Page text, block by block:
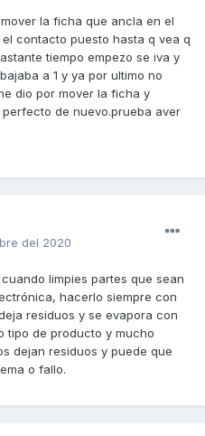
la ficha que ancla en el
contacto puesto hasta q vea q
tiempo empezo se iva y
a 1 y ya por ultimo no
dio por mover la ficha y
de nuevo.prueba aver
del 2020
limpies partes que sean
hacerlo siempre con
residuos y se evapora con
tipo de producto y mucho
dejan residuos y puede que
o fallo.